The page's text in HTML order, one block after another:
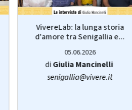
VivereLab: la lunga storia
d'amore tra Senigallia e...
05.06.2026
diGiulia Mancinelli
senigallia@vivere.it